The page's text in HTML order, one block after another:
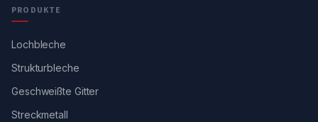
PRODUKTE
Lochbleche
Strukturbleche
Geschweißte Gitter
Streckmetall